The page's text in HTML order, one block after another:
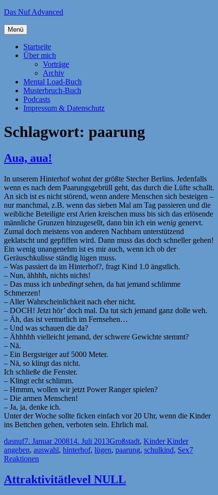
Zum
springen
Das Nuf Advanced
Menü
Startseite
Über mich
Vorträge
Archiv
Mental Load-Buch
Musterbruch-Buch
Podcasts
Impressum & Datenschutz
Schlagwort: paarung
Aua, aua!
In unserem Hinterhof wohnt der größte Stecher Berlins. Jedenfalls
wenn es nach dem Paarungsgebrüll geht, das durch die Lüfte schallt.
An sich ist es nicht störend, wenn andere Menschen sich besteigen –
nur manchmal, z.B. wenn das sieben Mal am Tag passieren und die
weibliche Beteiligte erst Arien kreischen muss bis sich das erlösende
männliche Grunzen hinzugesellt, dann bin ich ein wenig genervt.
Zumal doch meistens von anderen Nachbarn unterstützend
geklatscht und gepfiffen wird. Dann muss das doch schneller gehen!
Ein wenig unangenehm ist es mir auch, wenn ich ob der
Geräuschkulisse ständig lügen muss.
– Was passiert da im Hinterhof?, fragt Kind 1.0 ängstlich.
– Nun, ähhhh, nichts nichts!
– Das muss ich unbedingtsehen, da hat jemand schlimme
Schmerzen!
– Aller Wahrscheinlichkeit nach eher nicht.
– DOCH! Jetzt hör’ doch mal. Da tut sich jemand ganz dolle weh.
– Äh, das ist vermutlich im Fernsehen…
– Und was schauen die da?
– Ähhhhh vielleicht jemand, der schwere Gewichte stemmt?
– Nä.
– Ein Bergsteiger auf 5000 Meter.
– Nä, so klingt das nicht.
Ich schließe die Fenster.
– Klingt echt schlimm.
– Hmmm, wollen wir jetzt Power Ranger spielen?
– Die armen Menschen!
– Ja, ja, denke ich.
Unter der Woche sollte ficken einfach vor 20 Uhr, wenn die Kinder
ins Bettchen gehen, verboten sein. Ehrlich mal.
Autor
dasnufVeröffentlicht
am
7. Januar 200814. Juli 2013Kategorien
Großstadt, Kinder Kinder
angeben, auswahl, hinterhof, lügen, paarung, schulkind, Sex7
Reaktionen
Attraktivitätlevel NULL